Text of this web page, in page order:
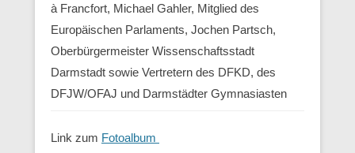
à Francfort, Michael Gahler, Mitglied des
Europäischen Parlaments, Jochen Partsch,
Oberbürgermeister Wissenschaftsstadt
Darmstadt sowie Vertretern des DFKD, des
DFJW/OFAJ und Darmstädter Gymnasiasten
Link zum Fotoalbum